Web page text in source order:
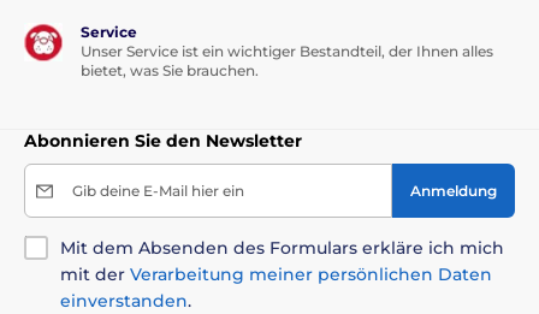
Service
Unser Service ist ein wichtiger Bestandteil, der Ihnen alles
bietet, was Sie brauchen.
Abonnieren Sie den Newsletter
Gib deine E-Mail hier ein Anmeldung
Mit dem Absenden des Formulars erkläre ich mich
mit der Verarbeitung meiner persönlichen Daten
einverstanden.